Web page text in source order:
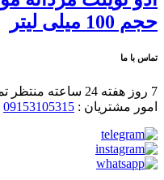
حجم 100 میلی لیتر
تماس با ما
7 روز هفته 24 ساعته منتظر تماس شما هستیم.
امور مشتریان : 09153105315